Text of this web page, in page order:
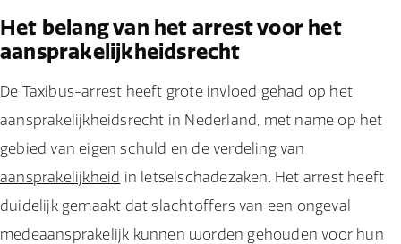
Het belang van het arrest voor het
aansprakelijkheidsrecht
De Taxibus-arrest heeft grote invloed gehad op het
aansprakelijkheidsrecht in Nederland, met name op het
gebied van eigen schuld en de verdeling van
aansprakelijkheid in letselschadezaken. Het arrest heeft
duidelijk gemaakt dat slachtoffers van een ongeval
medeaansprakelijk kunnen worden gehouden voor hun